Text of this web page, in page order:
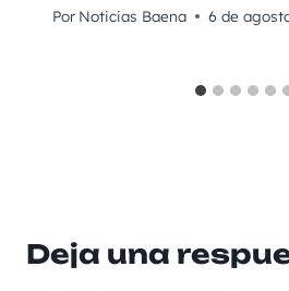
Por Noticias Baena 6 de
Deja una